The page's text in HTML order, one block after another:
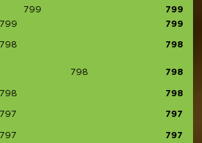
799
799
799 799
798 798
798 798
798 798
797 797
797
797